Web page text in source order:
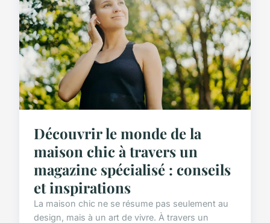
Découvrir le monde de la
maison chic à travers un
magazine spécialisé : conseils
et inspirations
La maison chic ne se résume pas seulement au
design, mais à un art de vivre. À travers un